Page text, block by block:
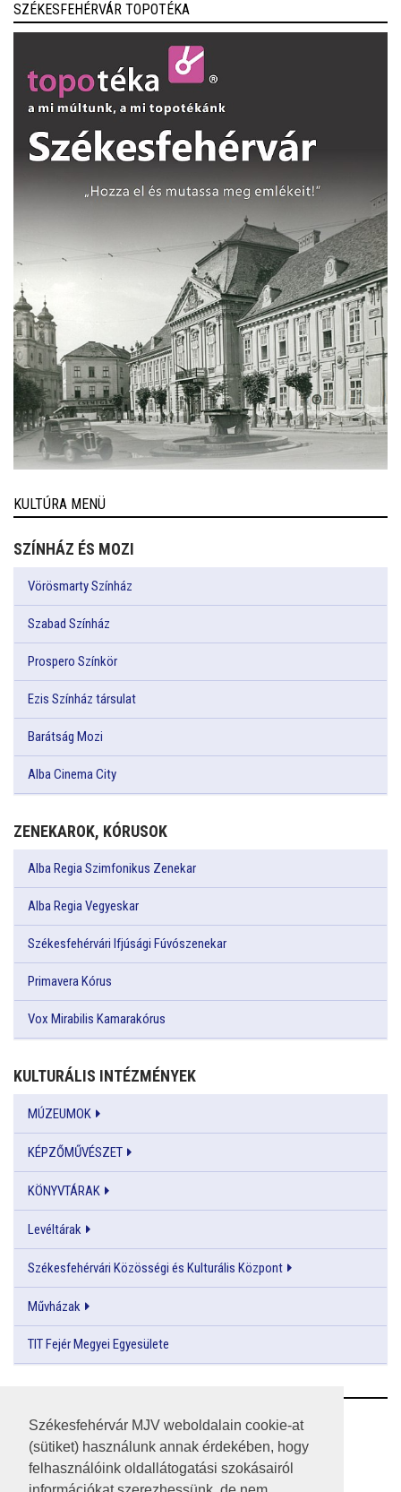
Székesfehérvár MJV weboldalain cookie-at
(sütiket) használunk annak érdekében, hogy
felhasználóink oldallátogatási szokásairól
SZÉKESFEHÉRVÁR TOPOTÉKA
KULTÚRA MENÜ
SZÍNHÁZ ÉS MOZI
Vörösmarty Színház
Szabad Színház
Prospero Színkör
Ezis Színház társulat
Barátság Mozi
Alba Cinema City
ZENEKAROK, KÓRUSOK
Alba Regia Szimfonikus Zenekar
Alba Regia Vegyeskar
Székesfehérvári Ifjúsági Fúvószenekar
Primavera Kórus
Vox Mirabilis Kamarakórus
KULTURÁLIS INTÉZMÉNYEK
MÚZEUMOK
KÉPZŐMŰVÉSZET
KÖNYVTÁRAK
Levéltárak
Székesfehérvári Közösségi és Kulturális Központ
Művházak
TIT Fejér Megyei Egyesülete
RSS
A HONLAP 2017.03.31-I ÁLLAPOTA